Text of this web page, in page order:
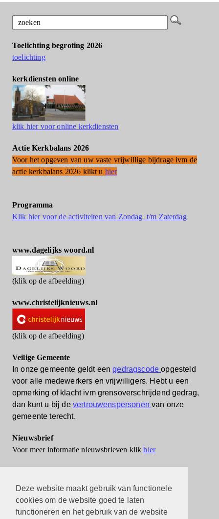
Deze website maakt gebruik van functionele
cookies om de website goed te laten
functioneren en het gebruik van de website
Toelichting begroting 2026
toelichting
kerkdiensten online
klik hier voor online kerkdiensten
Actie Kerkbalans 2026
Voor het opgeven van uw vaste vrijwillige bijdrage ivm de
actie kerkbalans 2026 klikt u hier
Programma
Klik hier voor de activiteiten van Zondag t/m Zaterdag
www.dagelijks woord.nl
(klik op de afbeelding)
www.christelijknieuws.nl
(klik op de afbeelding)
Veilige Gemeente
In onze gemeente geldt eengedragscodeopgesteld
voor alle medewerkers en vrijwilligers. Hebt u een
opmerking of klacht ivm grensoverschrijdend gedrag,
dan kunt u bij de vertrouwenspersonenvan onze
gemeente terecht.
Nieuwsbrief
Voor meer informatie nieuwsbrieven klikhier